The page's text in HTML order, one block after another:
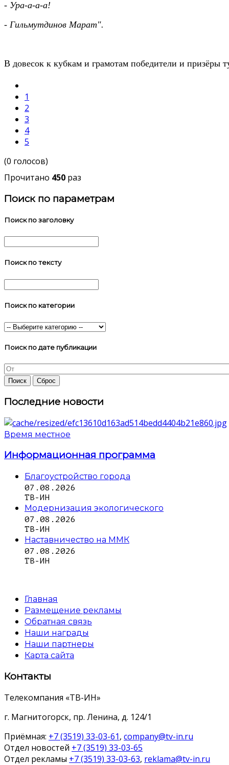
- Ура-а-а-а!
- Гильмутдинов Марат".
В довесок к кубкам и грамотам победители и призёры
1
2
3
4
5
(0 голосов)
Прочитано 450 раз
Поиск по параметрам
Поиск по заголовку
Поиск по тексту
Поиск по категории
Поиск по дате публикации
Последние новости
Время местное
Информационная программа
Благоустройство города
07.08.2026
ТВ-ИН
Модернизация экологического
07.08.2026
ТВ-ИН
Наставничество на ММК
07.08.2026
ТВ-ИН
Главная
Размещение рекламы
Обратная связь
Наши награды
Наши партнеры
Карта сайта
Контакты
Телекомпания «ТВ-ИН»
г. Магнитогорск, пр. Ленина, д. 124/1
Приёмная: +7 (3519) 33-03-61, company@tv-in.ru
Отдел новостей +7 (3519) 33-03-65
Отдел рекламы +7 (3519) 33-03-63, reklama@tv-in.ru